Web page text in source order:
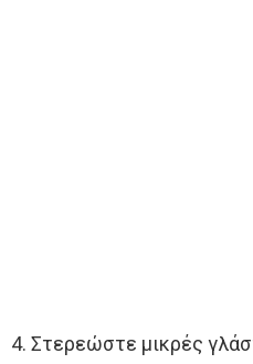
4. Στερεώστε μικρές